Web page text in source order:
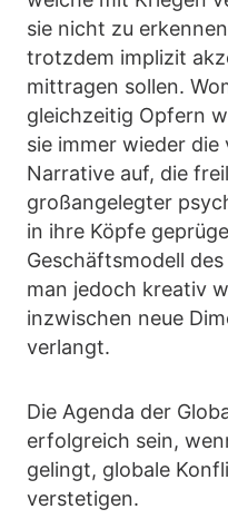
sie nicht zu
trotzdem implizit
mittragen sollen.
gleichzeitig Opfern
sie immer wieder
Narrative auf, die
großangelegter
in ihre Köpfe
Geschäftsmodell
man jedoch kreativ
inzwischen neue
verlangt.
Die Agenda der
erfolgreich sein,
gelingt, globale
verstetigen.